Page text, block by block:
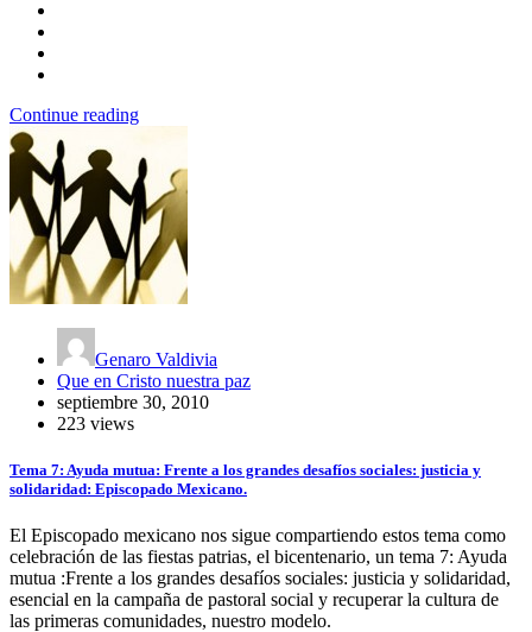
Continue reading
Genaro Valdivia
Que en Cristo nuestra paz
septiembre 30, 2010
223 views
Tema 7: Ayuda mutua: Frente a los grandes desafíos sociales: justicia y
solidaridad: Episcopado Mexicano.
El Episcopado mexicano nos sigue compartiendo estos tema como
celebración de las fiestas patrias, el bicentenario, un tema 7: Ayuda
mutua :Frente a los grandes desafíos sociales: justicia y solidaridad,
esencial en la campaña de pastoral social y recuperar la cultura de
las primeras comunidades, nuestro modelo.